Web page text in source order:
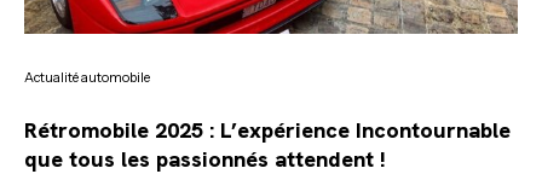
Actualité automobile
Rétromobile 2025 : L’expérience Incontournable
que tous les passionnés attendent !